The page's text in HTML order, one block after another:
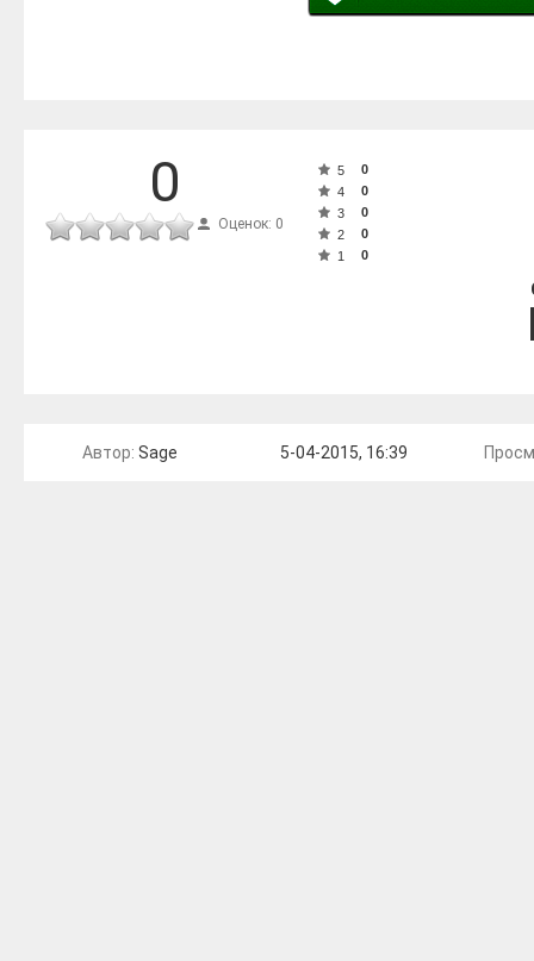
0
Оценок: 0
5
0
4
0
3
0
2
0
1
0
Автор:Sage 5-04-2015, 16:39